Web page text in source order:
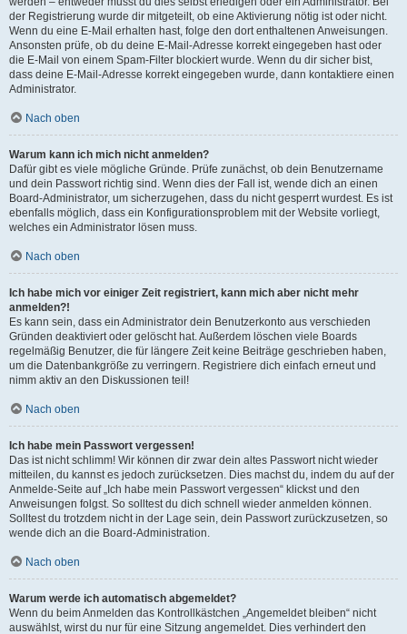
der Registrierung wurde dir mitgeteilt, ob eine Aktivierung nötig ist oder nicht.
Wenn du eine E-Mail erhalten hast, folge den dort enthaltenen Anweisungen.
Ansonsten prüfe, ob du deine E-Mail-Adresse korrekt eingegeben hast oder
die E-Mail von einem Spam-Filter blockiert wurde. Wenn du dir sicher bist,
dass deine E-Mail-Adresse korrekt eingegeben wurde, dann kontaktiere einen
Administrator.
Nach oben
Warum kann ich mich nicht anmelden?
Dafür gibt es viele mögliche Gründe. Prüfe zunächst, ob dein Benutzername
und dein Passwort richtig sind. Wenn dies der Fall ist, wende dich an einen
Board-Administrator, um sicherzugehen, dass du nicht gesperrt wurdest. Es ist
ebenfalls möglich, dass ein Konfigurationsproblem mit der Website vorliegt,
welches ein Administrator lösen muss.
Nach oben
Ich habe mich vor einiger Zeit registriert, kann mich aber nicht mehr
anmelden?!
Es kann sein, dass ein Administrator dein Benutzerkonto aus verschieden
Gründen deaktiviert oder gelöscht hat. Außerdem löschen viele Boards
regelmäßig Benutzer, die für längere Zeit keine Beiträge geschrieben haben,
um die Datenbankgröße zu verringern. Registriere dich einfach erneut und
nimm aktiv an den Diskussionen teil!
Nach oben
Ich habe mein Passwort vergessen!
Das ist nicht schlimm! Wir können dir zwar dein altes Passwort nicht wieder
mitteilen, du kannst es jedoch zurücksetzen. Dies machst du, indem du auf der
Anmelde-Seite auf „Ich habe mein Passwort vergessen“ klickst und den
Anweisungen folgst. So solltest du dich schnell wieder anmelden können.
Solltest du trotzdem nicht in der Lage sein, dein Passwort zurückzusetzen, so
wende dich an die Board-Administration.
Nach oben
Warum werde ich automatisch abgemeldet?
Wenn du beim Anmelden das Kontrollkästchen „Angemeldet bleiben“ nicht
auswählst, wirst du nur für eine Sitzung angemeldet. Dies verhindert den